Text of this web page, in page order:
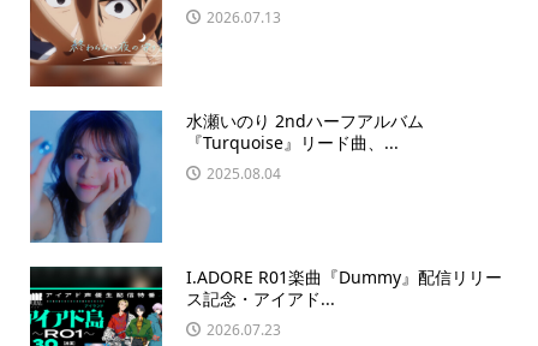
2026.07.13
水瀬いのり 2ndハーフアルバム
『Turquoise』リード曲、...
2025.08.04
I.ADORE R01楽曲『Dummy』配信リリー
ス記念・アイアド...
2026.07.23